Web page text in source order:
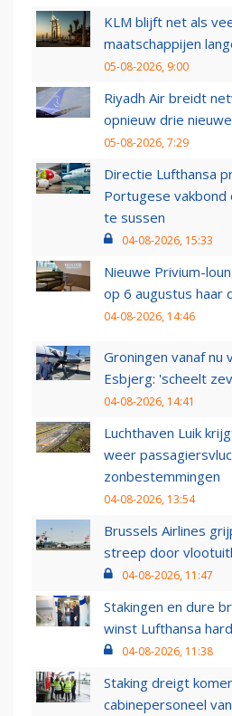
KLM blijft net als
maatschappijen
05-08-2026, 9:00
Riyadh Air breidt
opnieuw drie
05-08-2026, 7:29
Directie Lufthansa
Portugese vakbond
te sussen
04-08-2026, 15:33
Nieuwe Privium-
op 6 augustus haar
04-08-2026, 14:46
Groningen vanaf nu
Esbjerg: 'scheelt
04-08-2026, 14:41
Luchthaven Luik
weer
zonbestemmingen
04-08-2026, 13:54
Brussels Airlines
streep door
04-08-2026, 11:47
Stakingen en dure
winst Lufthansa
04-08-2026, 11:38
Staking dreigt
cabinepersoneel